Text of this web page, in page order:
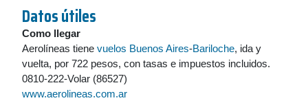
Datos útiles
Como llegar
Aerolíneas tiene vuelos Buenos Aires-Bariloche, ida y
vuelta, por 722 pesos, con tasas e impuestos incluidos.
0810-222-Volar (86527)
www.aerolineas.com.ar